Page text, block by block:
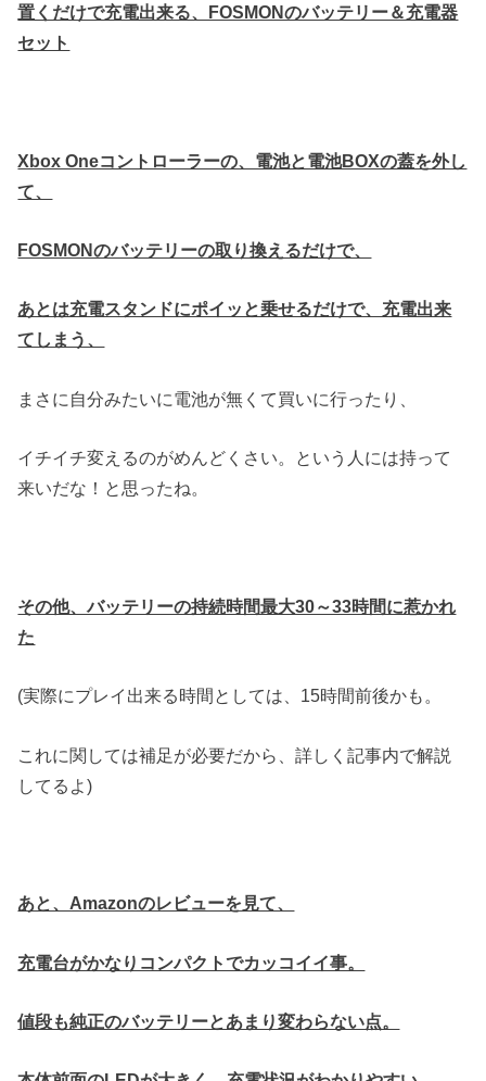
置くだけで充電出来る、FOSMONのバッテリー＆充電器
セット
Xbox Oneコントローラーの、電池と電池BOXの蓋を外し
て、
FOSMONのバッテリーの取り換えるだけで、
あとは充電スタンドにポイッと乗せるだけで、充電出来
てしまう、
まさに自分みたいに電池が無くて買いに行ったり、
イチイチ変えるのがめんどくさい。という人には持って
来いだな！と思ったね。
その他、バッテリーの持続時間最大30～33時間に惹かれ
た
(実際にプレイ出来る時間としては、15時間前後かも。
これに関しては補足が必要だから、詳しく記事内で解説
してるよ)
あと、Amazonのレビューを見て、
充電台がかなりコンパクトでカッコイイ事。
値段も純正のバッテリーとあまり変わらない点。